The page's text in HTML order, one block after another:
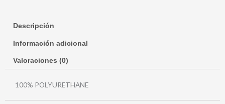
Descripción
Información adicional
Valoraciones (0)
100% POLYURETHANE